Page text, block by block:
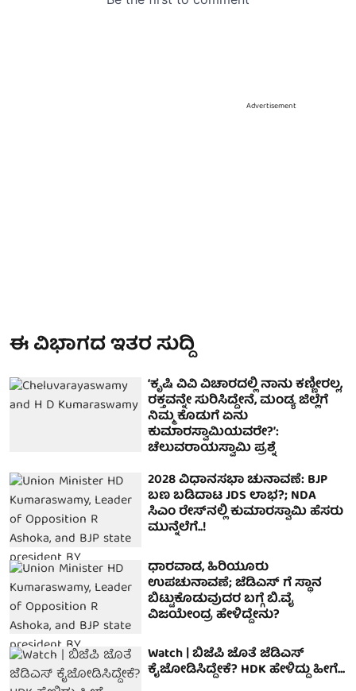
Advertisement
ಈ ವಿಭಾಗದ ಇತರ ಸುದ್ದಿ
‘ಕೃಷಿ ವಿವಿ ವಿಚಾರದಲ್ಲಿ ನಾನು ಕಣ್ಣೀರಲ್ಲ,
ರಕ್ತವನ್ನೇ ಸುರಿಸಿದ್ದೇನೆ, ಮಂಡ್ಯ ಜಿಲ್ಲೆಗೆ
ನಿಮ್ಮ ಕೊಡುಗೆ ಏನು
ಕುಮಾರಸ್ವಾಮಿಯವರೇ?’:
ಚೆಲುವರಾಯಸ್ವಾಮಿ ಪ್ರಶ್ನೆ
2028 ವಿಧಾನಸಭಾ ಚುನಾವಣೆ: BJP
ಬಣ ಬಡಿದಾಟ JDS ಲಾಭ?; NDA
ಸಿಎಂ ರೇಸ್‌ನಲ್ಲಿ ಕುಮಾರಸ್ವಾಮಿ ಹೆಸರು
ಮುನ್ನೆಲೆಗೆ..!
ಧಾರವಾಡ, ಹಿರಿಯೂರು
ಉಪಚುನಾವಣೆ; ಜೆಡಿಎಸ್ ಗೆ ಸ್ಥಾನ
ಬಿಟ್ಟುಕೊಡುವುದರ ಬಗ್ಗೆ ಬಿ.ವೈ
ವಿಜಯೇಂದ್ರ ಹೇಳಿದ್ದೇನು?
Watch | ಬಿಜೆಪಿ ಜೊತೆ ಜೆಡಿಎಸ್
ಕೈಜೋಡಿಸಿದ್ದೇಕೆ? HDK ಹೇಳಿದ್ದು ಹೀಗೆ...